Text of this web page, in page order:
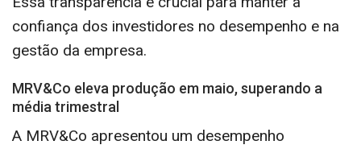
confiança dos investidores no desempenho e na
gestão da empresa.
MRV&Co eleva produção em maio, superando a
média trimestral
A MRV&Co apresentou um desempenho